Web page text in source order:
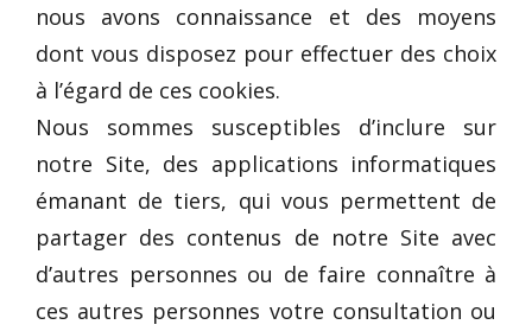
nous avons connaissance et des moyens
dont vous disposez pour effectuer des choix
à l’égard de ces cookies.
Nous sommes susceptibles d’inclure sur
notre Site, des applications informatiques
émanant de tiers, qui vous permettent de
partager des contenus de notre Site avec
d’autres personnes ou de faire connaître à
ces autres personnes votre consultation ou